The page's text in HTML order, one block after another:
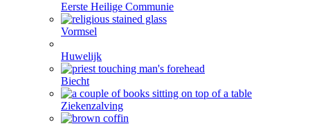
Eerste Heilige Communie
Vormsel
Huwelijk
Biecht
Ziekenzalving